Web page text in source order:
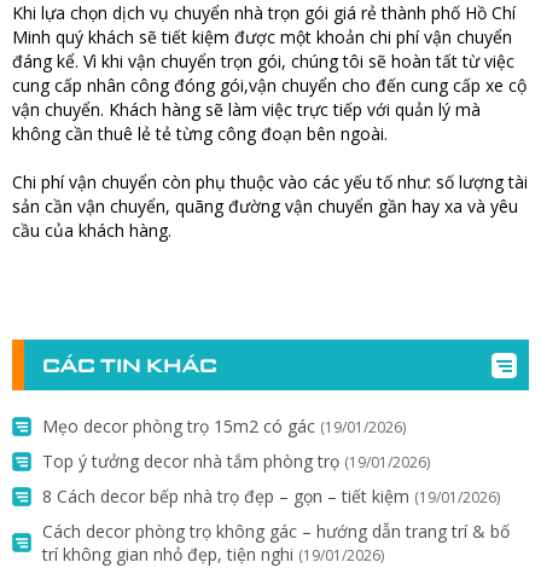
Khi lựa chọn dịch vụ chuyển nhà trọn gói giá rẻ thành phố Hồ Chí
Minh quý khách sẽ tiết kiệm được một khoản chi phí vận chuyển
đáng kể. Vì khi vận chuyển trọn gói, chúng tôi sẽ hoàn tất từ việc
cung cấp nhân công đóng gói,vận chuyển cho đến cung cấp xe cộ
vận chuyển. Khách hàng sẽ làm việc trực tiếp với quản lý mà
không cần thuê lẻ tẻ từng công đoạn bên ngoài.
Chi phí vận chuyển còn phụ thuộc vào các yếu tố như: số lượng tài
sản cần vận chuyển, quãng đường vận chuyển gần hay xa và yêu
cầu của khách hàng.
CÁC TIN KHÁC
Mẹo decor phòng trọ 15m2 có gác (19/01/2026)
Top ý tưởng decor nhà tắm phòng trọ (19/01/2026)
8 Cách decor bếp nhà trọ đẹp – gọn – tiết kiệm (19/01/2026)
Cách decor phòng trọ không gác – hướng dẫn trang trí & bố
trí không gian nhỏ đẹp, tiện nghi (19/01/2026)